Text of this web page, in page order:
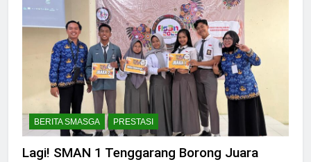
BERITA SMASGA PRESTASI
Lagi! SMAN 1 Tenggarang Borong Juara